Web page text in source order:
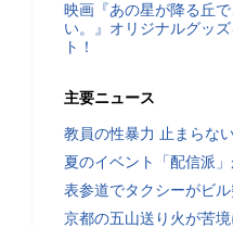
映画『あの星が降る丘
い。』オリジナルグッ
ト！
主要ニュース
教員の性暴力 止まらな
夏のイベント「配信派
表参道でタクシーがビ
京都の五山送り火が苦